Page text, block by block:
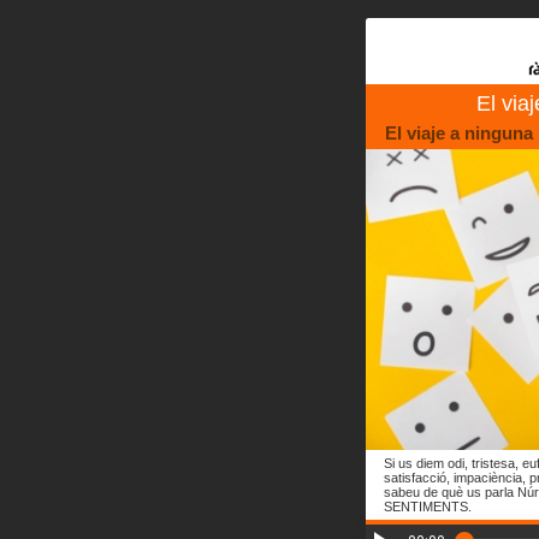
El
El viaje a ninguna
Si us diem odi, tristesa,
satisfacció, impaciència,
sabeu de què us parla
SENTIMENTS.